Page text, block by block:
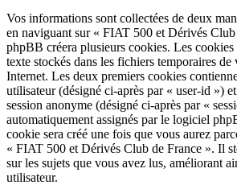
Vos informations sont collectées de deux
en naviguant sur « FIAT 500 et Dérivés
phpBB créera plusieurs cookies. Les
texte stockés dans les fichiers temporaires
Internet. Les deux premiers cookies
utilisateur (désigné ci-après par « user-id »)
session anonyme (désigné ci-après par «
automatiquement assignés par le logiciel
cookie sera créé une fois que vous aurez
« FIAT 500 et Dérivés Club de France ». Il
sur les sujets que vous avez lus, améliorant
utilisateur.